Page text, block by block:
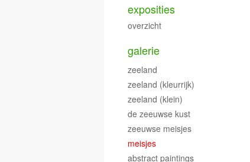
exposities
overzicht
galerie
zeeland
zeeland (kleurrijk)
zeeland (klein)
de zeeuwse kust
zeeuwse meisjes
meisjes
abstract paintings